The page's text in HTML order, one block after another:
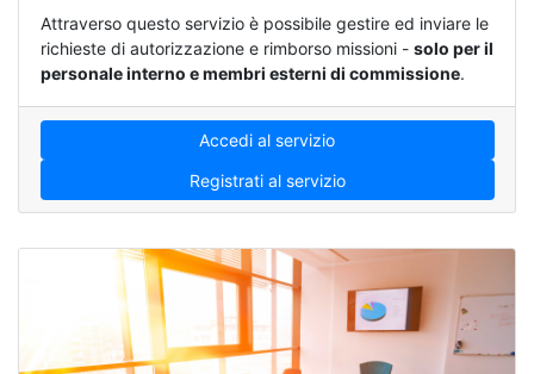
Attraverso questo servizio è possibile gestire ed inviare le
richieste di autorizzazione e rimborso missioni - solo per il
personale interno e membri esterni di commissione.
Accedi al servizio
Registrati al servizio